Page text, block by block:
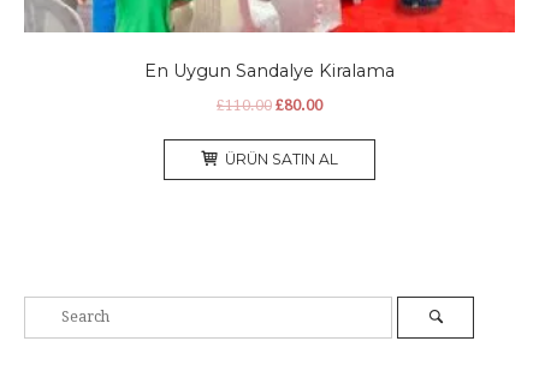
En Uygun Sandalye Kiralama
£110.00 Orijinal
£80.00Şu
ÜRÜN SATIN AL